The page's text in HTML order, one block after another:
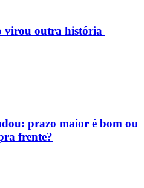
virou outra história
prazo maior é bom ou
frente?